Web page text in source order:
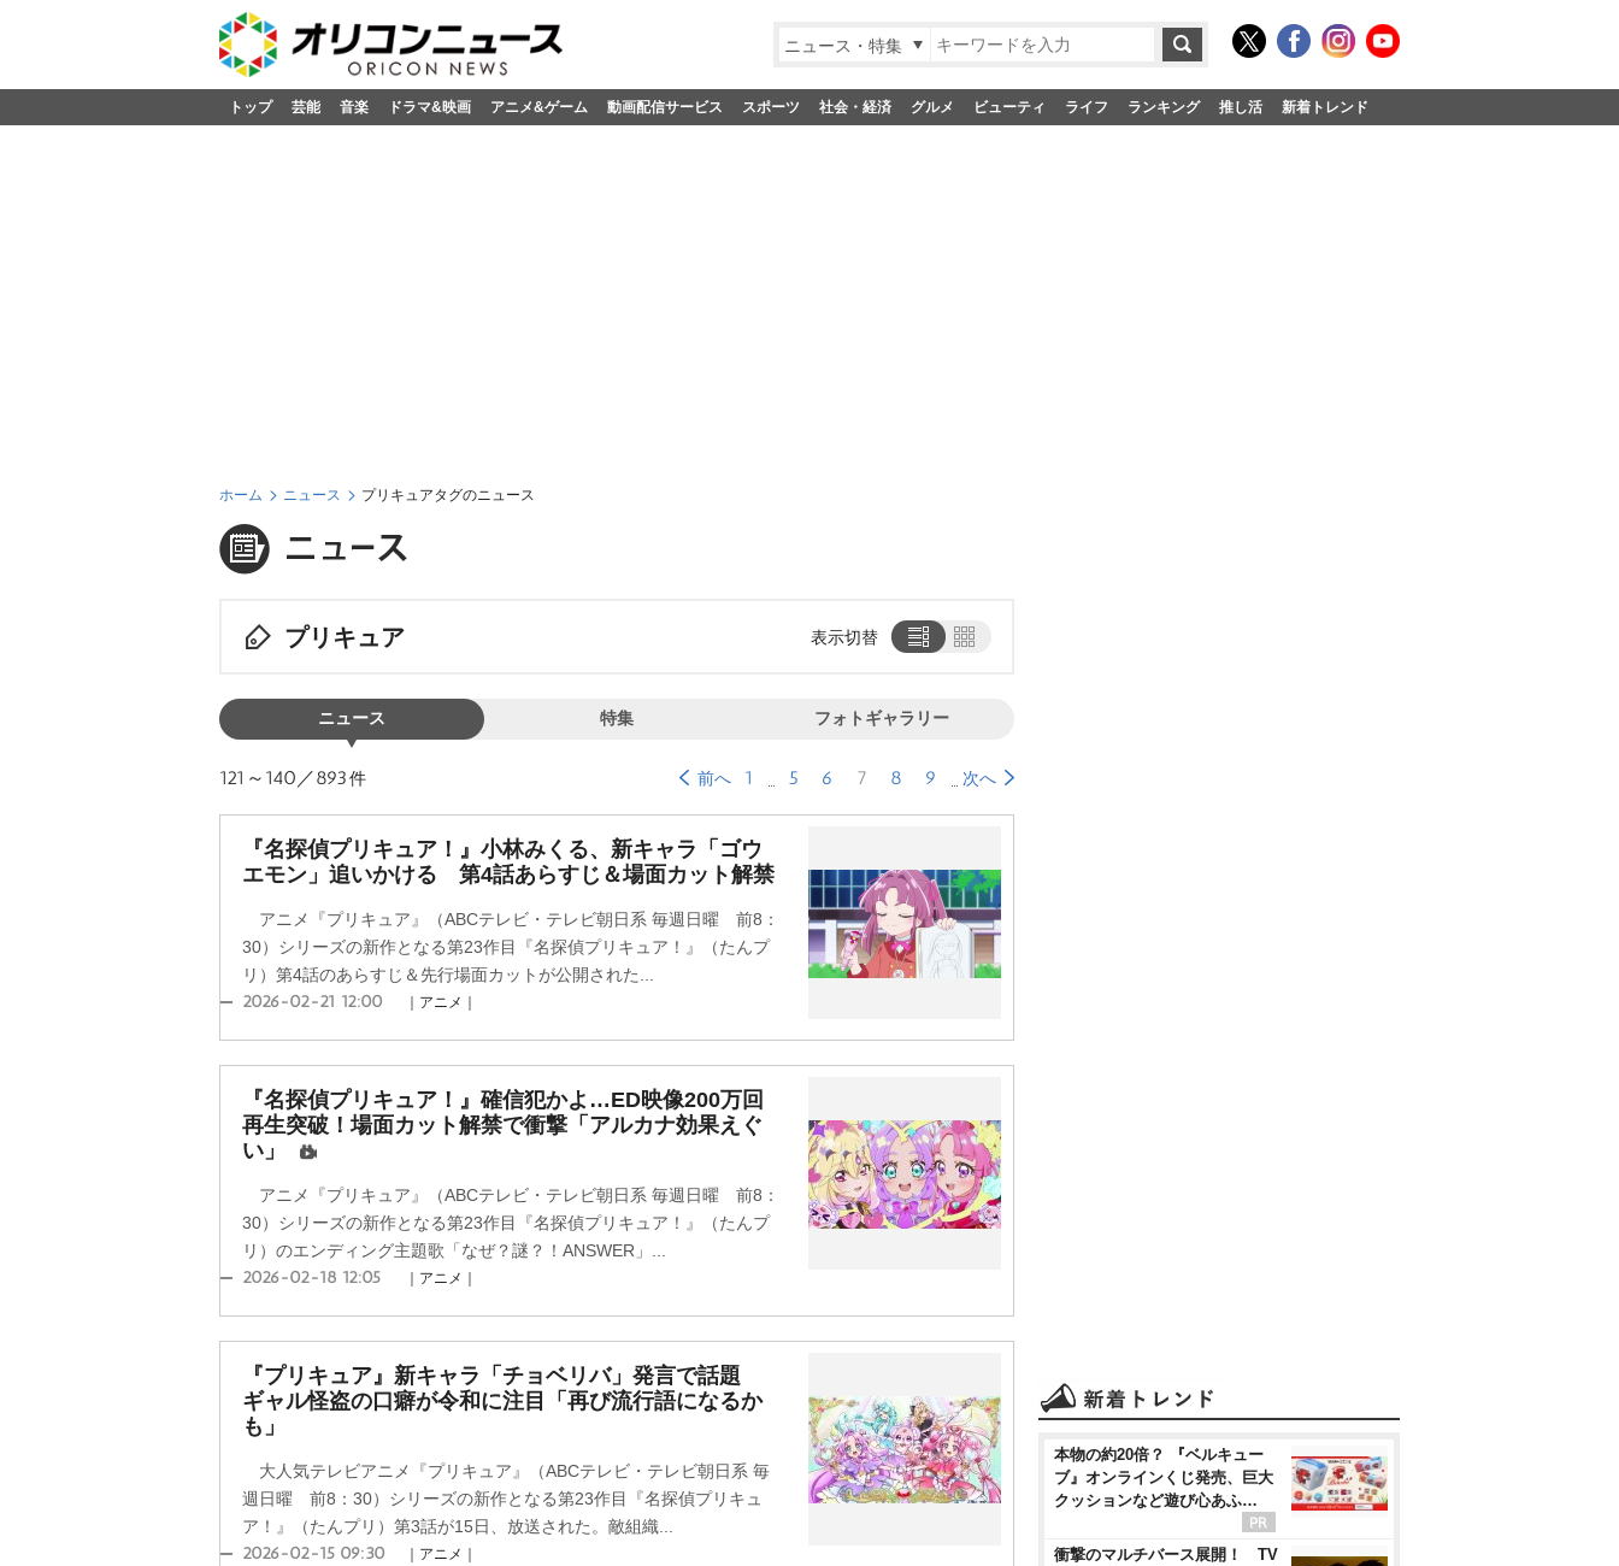
ニュース・特集
トップ 芸能 音楽 ドラマ&映画 アニメ&ゲーム 動画配信サービス スポーツ 社会・経済 グルメ ビューティ ライフ ランキング 推し活 新着トレンド
ホーム ニュース プリキュアタグのニュース
プリキュア 表示切替
ニュース 特集 フォトギャラリー
121～140／893件 前へ 1 5 6 7 8 9 次へ
『名探偵プリキュア！』小林みくる、新キャラ「ゴウ
エモン」追いかける 第4話あらすじ＆場面カット解禁
アニメ『プリキュア』（ABCテレビ・テレビ朝日系 毎週日曜 前8：
30）シリーズの新作となる第23作目『名探偵プリキュア！』（たんプ
リ）第4話のあらすじ＆先行場面カットが公開された...
2026-02-21 12:00 ｜アニメ｜
『名探偵プリキュア！』確信犯かよ…ED映像200万回
再生突破！場面カット解禁で衝撃「アルカナ効果えぐ
い」
アニメ『プリキュア』（ABCテレビ・テレビ朝日系 毎週日曜 前8：
30）シリーズの新作となる第23作目『名探偵プリキュア！』（たんプ
リ）のエンディング主題歌「なぜ？謎？！ANSWER」...
2026-02-18 12:05 ｜アニメ｜
『プリキュア』新キャラ「チョベリバ」発言で話題
ギャル怪盗の口癖が令和に注目「再び流行語になるか
も」
大人気テレビアニメ『プリキュア』（ABCテレビ・テレビ朝日系 毎
週日曜 前8：30）シリーズの新作となる第23作目『名探偵プリキュ
ア！』（たんプリ）第3話が15日、放送された。敵組織...
2026-02-15 09:30 ｜アニメ｜
本物の約20倍？ 『ベルキュー
ブ』オンラインくじ発売、巨大
クッションなど遊び心あふ…
衝撃のマルチバース展開！ TV